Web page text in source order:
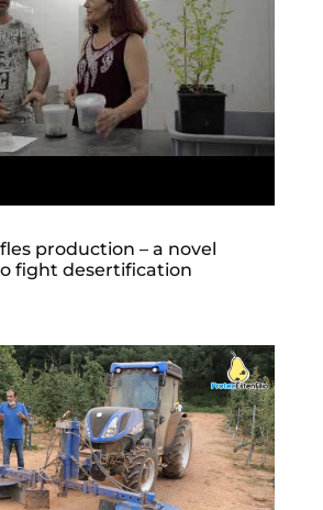
production – a novel
fight desertification